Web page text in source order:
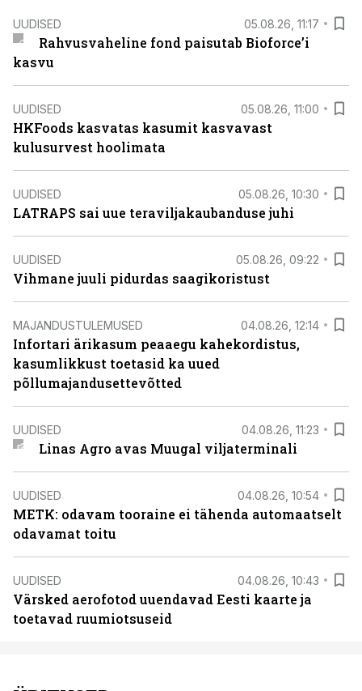
UUDISED 05.08.26, 11:17
Rahvusvaheline fond paisutab Bioforce’i
kasvu
UUDISED 05.08.26, 11:00
HKFoods kasvatas kasumit kasvavast
kulusurvest hoolimata
UUDISED 05.08.26, 10:30
LATRAPS sai uue teraviljakaubanduse juhi
UUDISED 05.08.26, 09:22
Vihmane juuli pidurdas saagikoristust
MAJANDUSTULEMUSED 04.08.26, 12:14
Infortari ärikasum peaaegu kahekordistus,
kasumlikkust toetasid ka uued
põllumajandusettevõtted
UUDISED 04.08.26, 11:23
Linas Agro avas Muugal viljaterminali
UUDISED 04.08.26, 10:54
METK: odavam tooraine ei tähenda automaatselt
odavamat toitu
UUDISED 04.08.26, 10:43
Värsked aerofotod uuendavad Eesti kaarte ja
toetavad ruumiotsuseid